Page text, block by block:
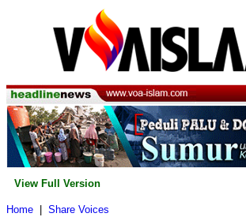
View Full Version
Home
Share Voices